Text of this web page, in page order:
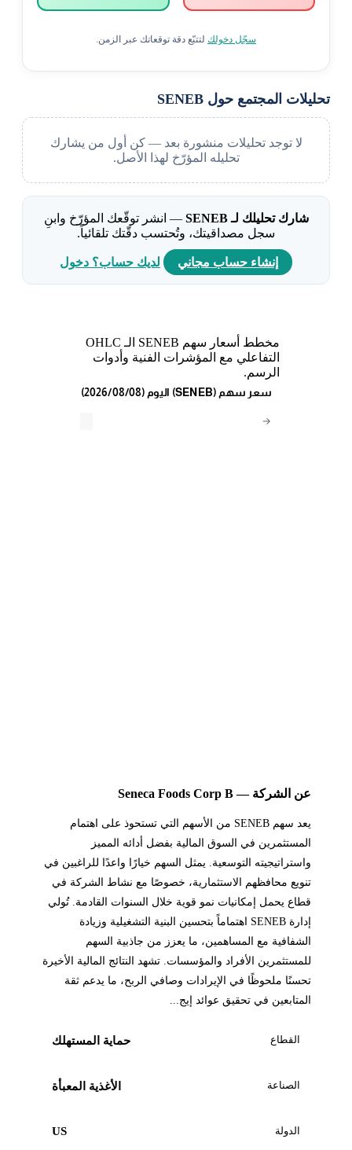
سجّل دخولكلتتبّع دقة توقعاتك عبر الزمن.
تحليلات المجتمع حول SENEB
لا توجد تحليلات منشورة بعد — كن أول من يشارك
تحليله المؤرّخ لهذا الأصل.
شارك تحليلك لـ SENEB
— انشر توقّعك المؤرّخ وابنِ
سجل مصداقيتك، وتُحتسب دقّتك تلقائياً.
إنشاء حساب مجاني لديك حساب؟ دخول
مخطط أسعار سهم SENEB الـ OHLC
التفاعلي مع المؤشرات الفنية وأدوات
الرسم.
→
(2026/08/08) اليوم (SENEB) سعر سهم
عن الشركة — Seneca Foods Corp B
يعد سهم SENEB من الأسهم التي تستحوذ على اهتمام
المستثمرين في السوق المالية بفضل أدائه المميز
واستراتيجيته التوسعية. يمثل السهم خيارًا واعدًا للراغبين في
تنويع محافظهم الاستثمارية، خصوصًا مع نشاط الشركة في
قطاع يحمل إمكانيات نمو قوية خلال السنوات القادمة. تُولي
إدارة SENEB اهتماماً بتحسين البنية التشغيلية وزيادة
الشفافية مع المساهمين، ما يعزز من جاذبية السهم
للمستثمرين الأفراد والمؤسسات. تشهد النتائج المالية الأخيرة
تحسنًا ملحوظًا في الإيرادات وصافي الربح، ما يدعم ثقة
المتابعين في تحقيق عوائد إيج...
القطاع حماية المستهلك
الصناعة الأغذية المعبأة
الدولة US